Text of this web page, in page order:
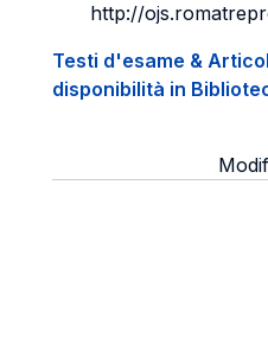
http://
Testi d'esame &
disponibilità in